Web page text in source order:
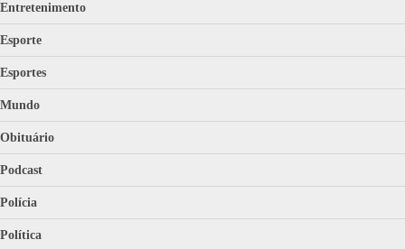
Entretenimento
Esporte
Esportes
Mundo
Obituário
Podcast
Polícia
Política